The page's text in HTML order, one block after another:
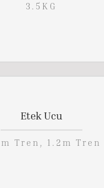
3.5KG
Etek Ucu
Tren, 1.2m Tren